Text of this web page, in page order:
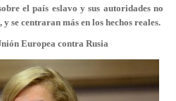
el país eslavo y sus autoridades no
se centraran más en los hechos reales.
Europea contra Rusia